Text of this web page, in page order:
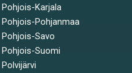
Pohjois-Karjala
Pohjois-Pohjanmaa
Pohjois-Savo
Pohjois-Suomi
Polvijärvi